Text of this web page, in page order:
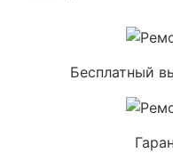
Бесплатный